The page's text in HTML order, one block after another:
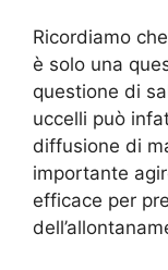
Ricordiamo
è solo una
questione di
uccelli può
diffusione di
importante
efficace per